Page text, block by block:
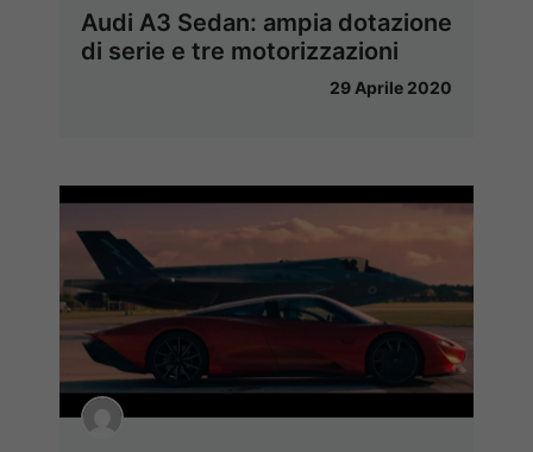
Audi A3 Sedan: ampia dotazione
di serie e tre motorizzazioni
29 Aprile 2020